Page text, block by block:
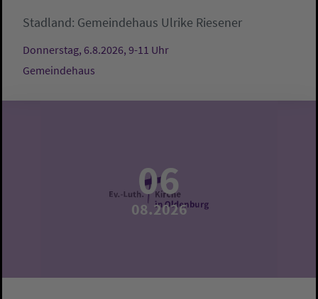
Stadland: Gemeindehaus Ulrike Riesener
Donnerstag, 6.8.2026, 9-11 Uhr
Gemeindehaus
06
08.2026